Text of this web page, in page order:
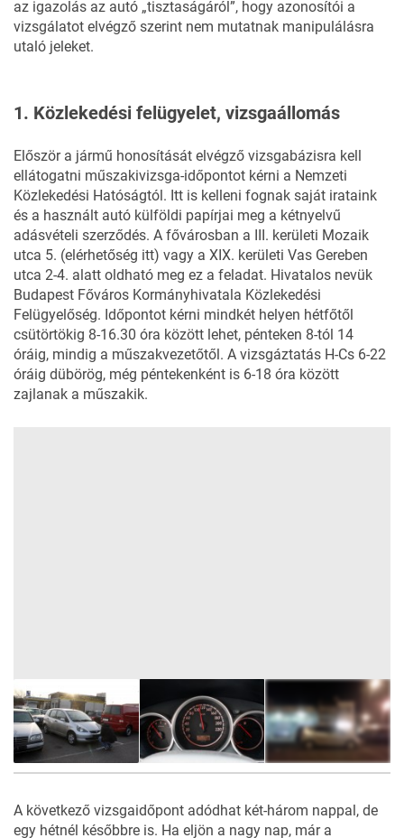
az igazolás az autó „tisztaságáról”, hogy azonosítói a
vizsgálatot elvégző szerint nem mutatnak manipulálásra
utaló jeleket.
1. Közlekedési felügyelet, vizsgaállomás
Először a jármű honosítását elvégző vizsgabázisra kell
ellátogatni műszakivizsga-időpontot kérni a Nemzeti
Közlekedési Hatóságtól. Itt is kelleni fognak saját irataink
és a használt autó külföldi papírjai meg a kétnyelvű
adásvételi szerződés. A fővárosban a III. kerületi Mozaik
utca 5. (elérhetőség itt) vagy a XIX. kerületi Vas Gereben
utca 2-4. alatt oldható meg ez a feladat. Hivatalos nevük
Budapest Főváros Kormányhivatala Közlekedési
Felügyelőség. Időpontot kérni mindkét helyen hétfőtől
csütörtökig 8-16.30 óra között lehet, pénteken 8-tól 14
óráig, mindig a műszakvezetőtől. A vizsgáztatás H-Cs 6-22
óráig dübörög, még péntekenként is 6-18 óra között
zajlanak a műszakik.
A következő vizsgaidőpont adódhat két-három nappal, de
egy hétnél későbbre is. Ha eljön a nagy nap, már a